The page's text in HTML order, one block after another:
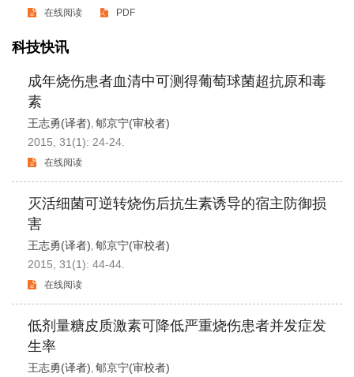
在线阅读 PDF
科技快讯
成年烧伤患者血清中可测得葡萄球菌超抗原和毒
素
王志勇(译者), 郇京宁(审校者)
2015, 31(1): 24-24.
在线阅读
灭活细菌可逆转烧伤后抗生素诱导的宿主防御损
害
王志勇(译者), 郇京宁(审校者)
2015, 31(1): 44-44.
在线阅读
低剂量糖皮质激素可降低严重烧伤患者并发症发
生率
王志勇(译者), 郇京宁(审校者)